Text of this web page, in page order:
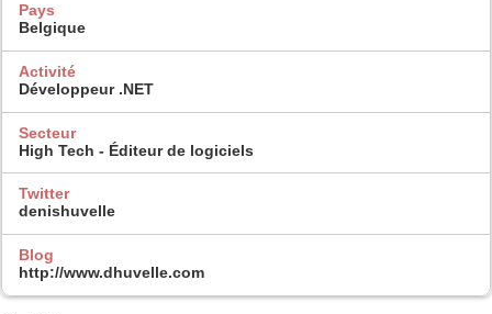
Pays
Belgique
Activité
Développeur .NET
Secteur
High Tech - Éditeur de logiciels
Twitter
denishuvelle
Blog
http://www.dhuvelle.com